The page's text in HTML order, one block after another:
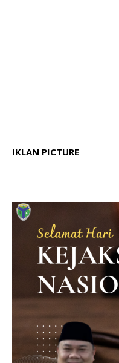
IKLAN PICTURE